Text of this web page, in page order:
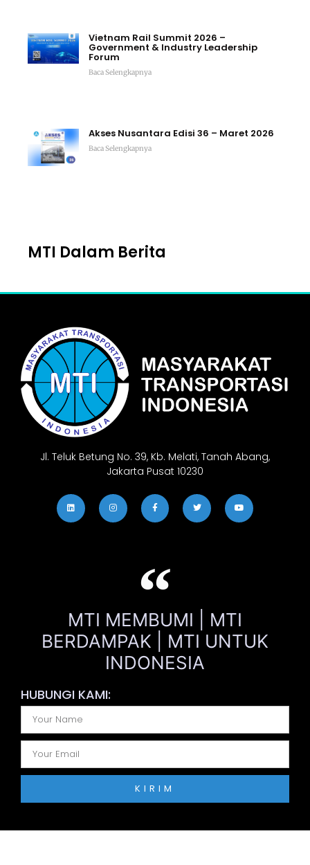
Vietnam Rail Summit 2026 –
Government & Industry Leadership
Forum
Baca Selengkapnya
Akses Nusantara Edisi 36 – Maret 2026
Baca Selengkapnya
MTI Dalam Berita
Jl. Teluk Betung No. 39, Kb. Melati, Tanah Abang,
Jakarta Pusat 10230
MTI MEMBUMI | MTI
BERDAMPAK | MTI UNTUK
INDONESIA
HUBUNGI KAMI:
KIRIM